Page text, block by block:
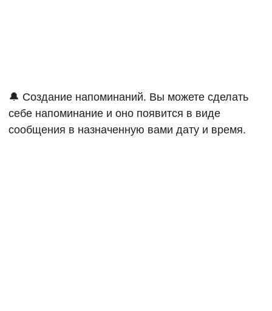
🔔 Создание напоминаний. Вы можете сделать
себе напоминание и оно появится в виде
сообщения в назначенную вами дату и время.